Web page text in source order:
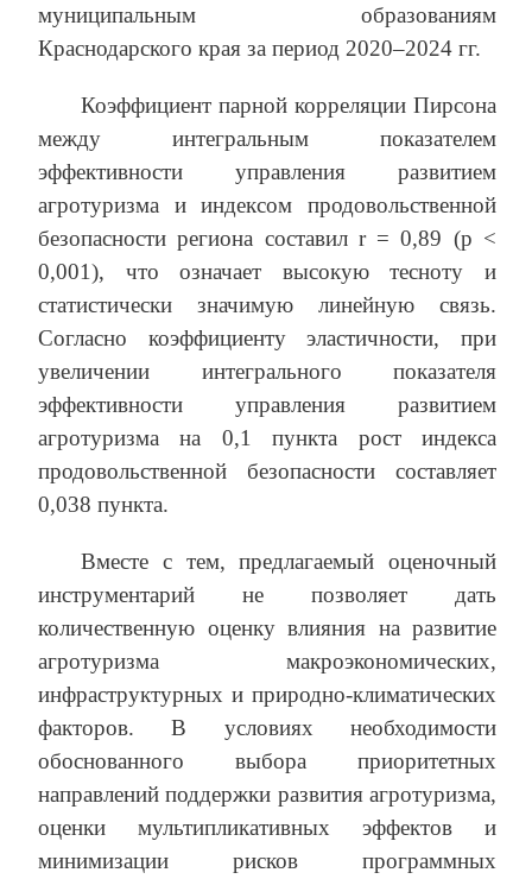
муниципальным образованиям
Краснодарского края за период 2020–2024 гг.
Коэффициент парной корреляции Пирсона
между интегральным показателем
эффективности управления развитием
агротуризма и индексом продовольственной
безопасности региона составил r = 0,89 (p <
0,001), что означает высокую тесноту и
статистически значимую линейную связь.
Согласно коэффициенту эластичности, при
увеличении интегрального показателя
эффективности управления развитием
агротуризма на 0,1 пункта рост индекса
продовольственной безопасности составляет
0,038 пункта.
Вместе с тем, предлагаемый оценочный
инструментарий не позволяет дать
количественную оценку влияния на развитие
агротуризма макроэкономических,
инфраструктурных и природно-климатических
факторов. В условиях необходимости
обоснованного выбора приоритетных
направлений поддержки развития агротуризма,
оценки мультипликативных эффектов и
минимизации рисков программных